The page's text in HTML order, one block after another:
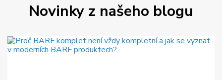
Novinky z našeho blogu